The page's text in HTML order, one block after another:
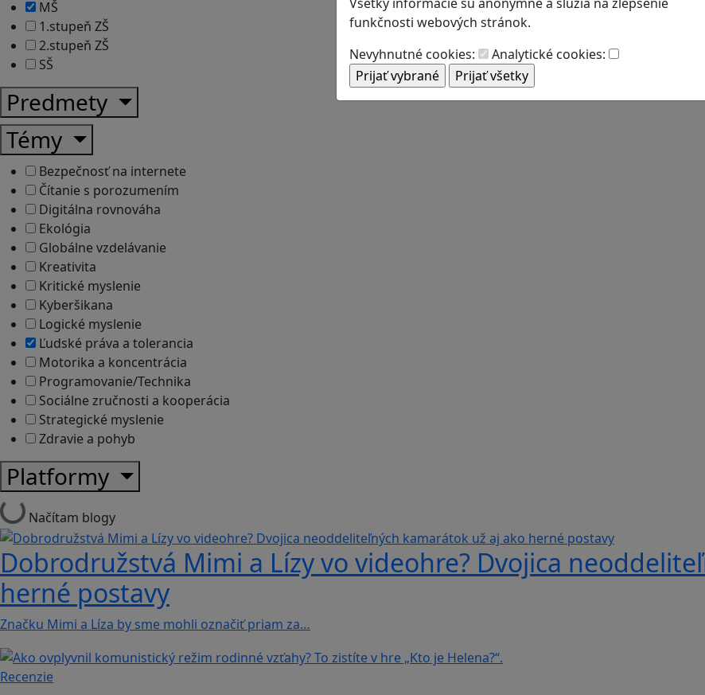
funkčnosti webových stránok.
Nevyhnutné cookies:
Analytické cookies:
MŠ
1.stupeň ZŠ
2.stupeň ZŠ
SŠ
Predmety
Témy
Bezpečnosť na internete
Čítanie s porozumením
Digitálna rovnováha
Ekológia
Globálne vzdelávanie
Kreativita
Kritické myslenie
Kyberšikana
Logické myslenie
Ľudské práva a tolerancia
Motorika a koncentrácia
Programovanie/Technika
Sociálne zručnosti a kooperácia
Strategické myslenie
Zdravie a pohyb
Platformy
Načítam blogy
Dobrodružstvá Mimi a Lízy vo videohre? Dvojica
herné postavy
Značku Mimi a Líza by sme mohli označiť priam za…
Recenzie